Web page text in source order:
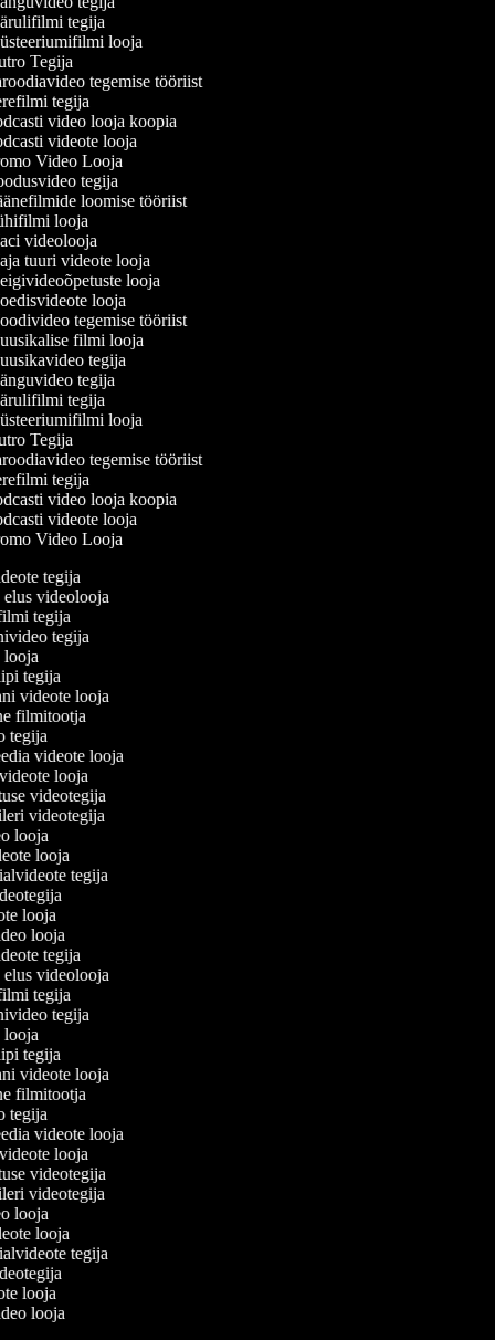
tegija
looja
Tegija
tegemise tööriist
tegija
video looja koopia
videote looja
Video Looja
tegija
loomise tööriist
looja
videolooja
tuuri videote looja
looja
looja
tegemise tööriist
filmi looja
tegija
tegija
tegija
looja
Tegija
tegemise tööriist
tegija
video looja koopia
videote looja
Video Looja
tegija
elus videolooja
tegija
tegija
looja
tegija
videote looja
filmitootja
tegija
videote looja
looja
videotegija
videotegija
looja
looja
tegija
looja
looja
tegija
elus videolooja
tegija
tegija
looja
tegija
videote looja
filmitootja
tegija
videote looja
looja
videotegija
videotegija
looja
looja
tegija
looja
looja